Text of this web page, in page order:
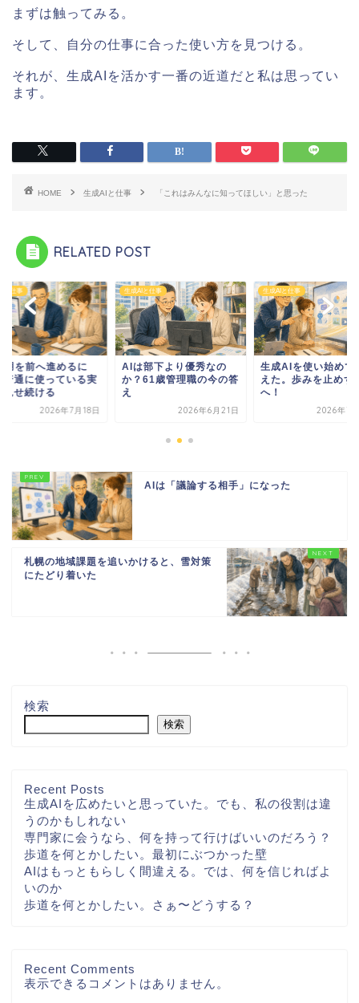
まずは触ってみる。
そして、自分の仕事に合った使い方を見つける。
それが、生成AIを活かす一番の近道だと私は思ってい
ます。
HOME 生成AIと仕事 「これはみんなに知ってほしい」と思った
RELATED POST
と仕事
用を前へ進めるに
普通に使っている実
見せ続ける
2026年7月18日
生成AIと仕事
AIは部下より優秀なの
か？61歳管理職の今の答
え
2026年6月21日
生成AIと仕事
生成AIを使い始めて
えた。歩みを止めず
へ！
2026年7
AIは「議論する相手」になった
札幌の地域課題を追いかけると、雪対策
にたどり着いた
検索
検索
Recent Posts
生成AIを広めたいと思っていた。でも、私の役割は違
うのかもしれない
専門家に会うなら、何を持って行けばいいのだろう？
歩道を何とかしたい。最初にぶつかった壁
AIはもっともらしく間違える。では、何を信じればよ
いのか
歩道を何とかしたい。さぁ〜どうする？
Recent Comments
表示できるコメントはありません。